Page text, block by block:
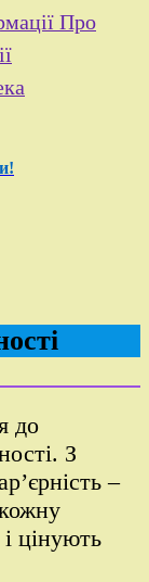
Про
до
З
–
цінують